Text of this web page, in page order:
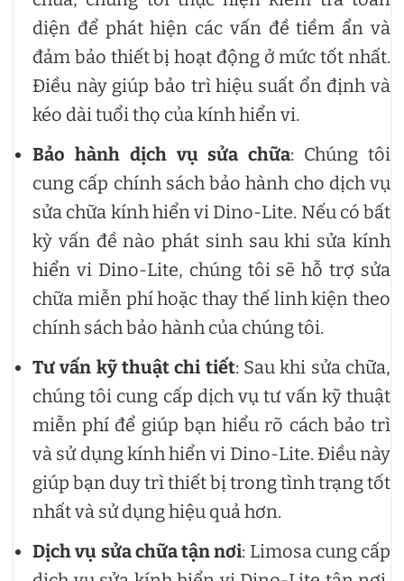
diện để phát hiện các vấn đề tiềm ẩn và
đảm bảo thiết bị hoạt động ở mức tốt nhất.
Điều này giúp bảo trì hiệu suất ổn định và
kéo dài tuổi thọ của kính hiển vi.
Bảo hành dịch vụ sửa chữa: Chúng tôi
cung cấp chính sách bảo hành cho dịch vụ
sửa chữa kính hiển vi Dino-Lite. Nếu có bất
kỳ vấn đề nào phát sinh sau khi sửa kính
hiển vi Dino-Lite, chúng tôi sẽ hỗ trợ sửa
chữa miễn phí hoặc thay thế linh kiện theo
chính sách bảo hành của chúng tôi.
Tư vấn kỹ thuật chi tiết: Sau khi sửa chữa,
chúng tôi cung cấp dịch vụ tư vấn kỹ thuật
miễn phí để giúp bạn hiểu rõ cách bảo trì
và sử dụng kính hiển vi Dino-Lite. Điều này
giúp bạn duy trì thiết bị trong tình trạng tốt
nhất và sử dụng hiệu quả hơn.
Dịch vụ sửa chữa tận nơi: Limosa cung cấp